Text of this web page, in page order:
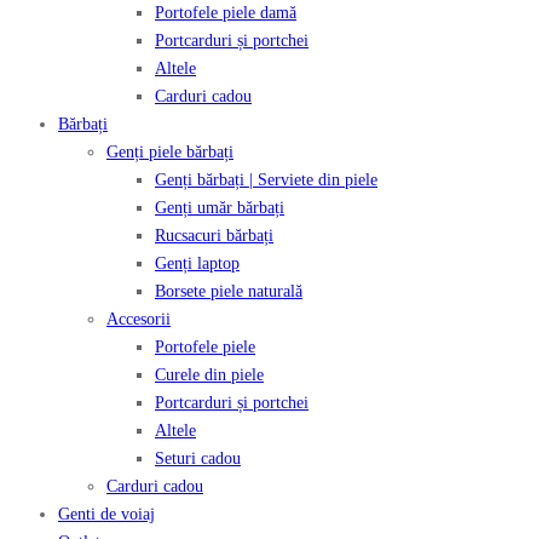
Portofele piele damă
Portcarduri și portchei
Altele
Carduri cadou
Bărbați
Genți piele bărbați
Genți bărbați | Serviete din piele
Genți umăr bărbați
Rucsacuri bărbați
Genți laptop
Borsete piele naturală
Accesorii
Portofele piele
Curele din piele
Portcarduri și portchei
Altele
Seturi cadou
Carduri cadou
Genti de voiaj